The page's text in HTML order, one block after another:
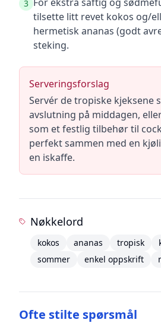
3
tilsette litt revet kokos og/
hermetisk ananas (godt
steking.
Serveringsforslag
Servér de tropiske kjeksene
avslutning på middagen,
som et festlig tilbehør til
perfekt sammen med en
en iskaffe.
Nøkkelord
kokos ananas tropisk
sommer
enkel oppskrift
Ofte stilte spørsmål